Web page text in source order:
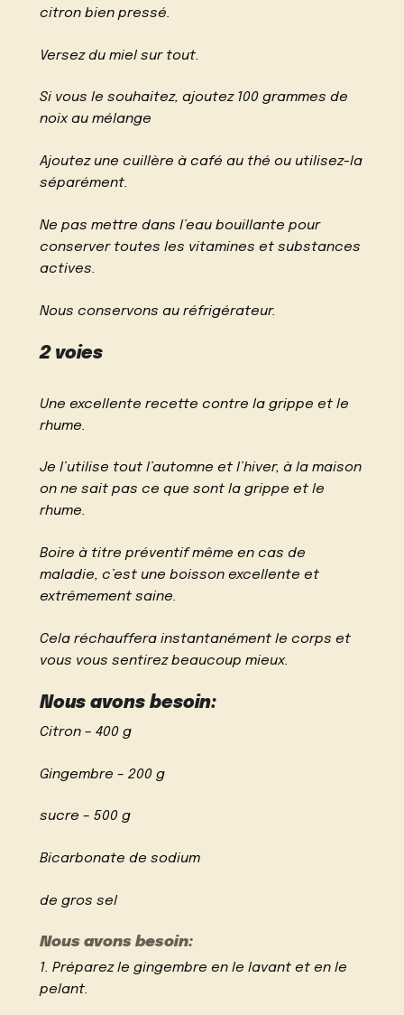
citron bien pressé.
Versez du miel sur tout.
Si vous le souhaitez, ajoutez 100 grammes de
noix au mélange
Ajoutez une cuillère à café au thé ou utilisez-la
séparément.
Ne pas mettre dans l’eau bouillante pour
conserver toutes les vitamines et substances
actives.
Nous conservons au réfrigérateur.
2 voies
Une excellente recette contre la grippe et le
rhume.
Je l’utilise tout l’automne et l’hiver, à la maison
on ne sait pas ce que sont la grippe et le
rhume.
Boire à titre préventif même en cas de
maladie, c’est une boisson excellente et
extrêmement saine.
Cela réchauffera instantanément le corps et
vous vous sentirez beaucoup mieux.
Nous avons besoin:
Citron – 400 g
Gingembre – 200 g
sucre – 500 g
Bicarbonate de sodium
de gros sel
Nous avons besoin:
1. Préparez le gingembre en le lavant et en le
pelant.